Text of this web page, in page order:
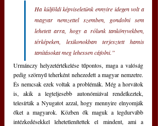
Ha külföldi képviseletünk ennyire idegen volt a
magyar nemzettel szemben, gondolni sem
lehetett arra, hogy a rólunk tankönyvekben,
térképeken, lexikonokban terjesztett hamis
tanításokat meg lehessen cáfolni.”
Urmánczy helyzetértékelése tűpontos, maga a valóság
pedig szörnyű teherként nehezedett a magyar nemzetre.
És nemcsak ezek voltak a problémák. Még a horvátok
is, akik a legteljesebb autonómiával rendelkeztek,
telesírták a Nyugatot azzal, hogy mennyire elnyomják
őket a magyarok. Közben ők maguk a legdurvább
intézkedésekkel lehetetlenítettek el mindent, ami a